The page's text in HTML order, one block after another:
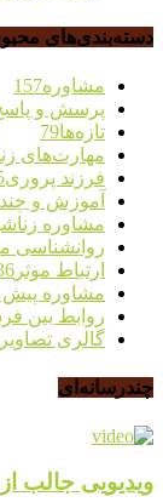
دسته‌بندی‌های
مشاوره157
پرسش و
تازه‌ها79
مهارت‌های
فرزند پروری
آموزش و
مشاوره
روانشناسی
ارتباط موثر
مشاوره پیش
روابط بین
گالری تصاویر
چندرسانه‌ای
ویدیویی جالب